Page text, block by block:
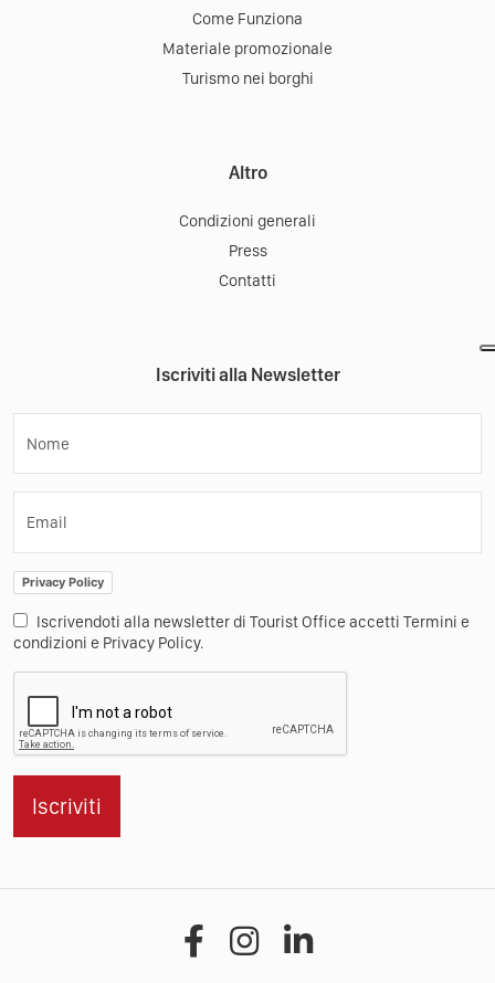
Come Funziona
Materiale promozionale
Turismo nei borghi
Altro
Condizioni generali
Press
Contatti
Iscriviti alla Newsletter
Nome
Email
Privacy Policy
Iscrivendoti alla newsletter di Tourist Office accetti Termini e
condizioni e Privacy Policy.
Iscriviti